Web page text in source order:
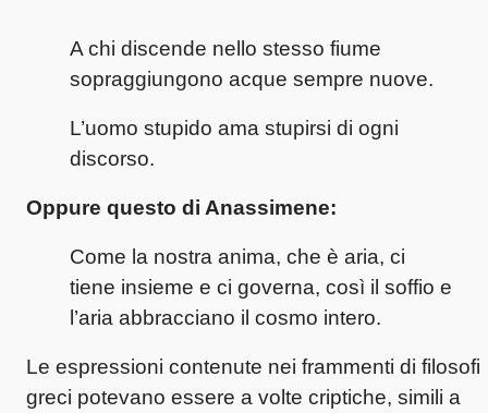
A chi discende nello stesso fiume
sopraggiungono acque sempre nuove.
L’uomo stupido ama stupirsi di ogni
discorso.
Oppure questo di Anassimene:
Come la nostra anima, che è aria, ci
tiene insieme e ci governa, così il soffio e
l’aria abbracciano il cosmo intero.
Le espressioni contenute nei frammenti di filosofi
greci potevano essere a volte criptiche, simili a